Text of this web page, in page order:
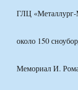
ГЛЦ «Металлург-
около 150
Мемориал И.